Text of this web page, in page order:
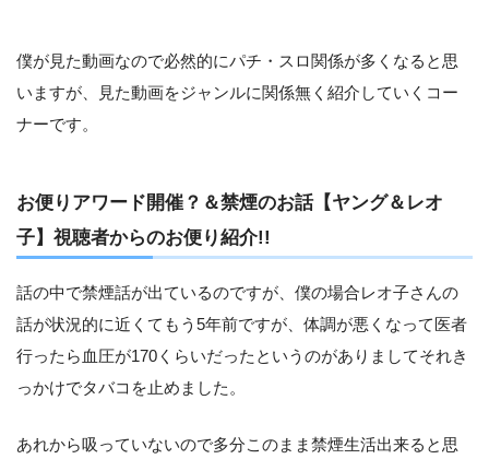
僕が見た動画なので必然的にパチ・スロ関係が多くなると思
いますが、見た動画をジャンルに関係無く紹介していくコー
ナーです。
お便りアワード開催？＆禁煙のお話【ヤング＆レオ
子】視聴者からのお便り紹介!!
話の中で禁煙話が出ているのですが、僕の場合レオ子さんの
話が状況的に近くてもう5年前ですが、体調が悪くなって医者
行ったら血圧が170くらいだったというのがありましてそれき
っかけでタバコを止めました。
あれから吸っていないので多分このまま禁煙生活出来ると思